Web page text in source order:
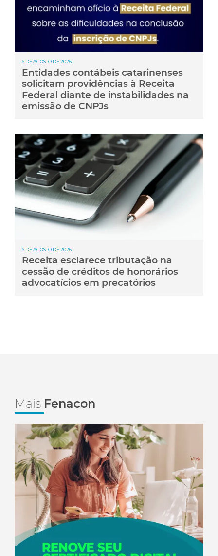
6 DE AGOSTO DE 2026
Entidades contábeis catarinenses
solicitam providências à Receita
Federal diante de instabilidades na
emissão de CNPJs
6 DE AGOSTO DE 2026
Receita esclarece tributação na
cessão de créditos de honorários
advocatícios em precatórios
Mais Fenacon